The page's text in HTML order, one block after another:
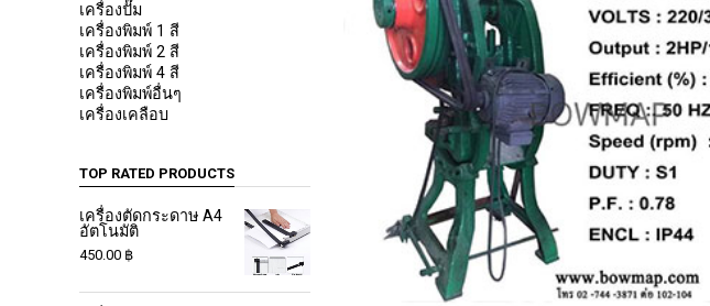
เครื่องปั๊ม
เครื่องพิมพ์ 1 สี
เครื่องพิมพ์ 2 สี
เครื่องพิมพ์ 4 สี
เครื่องพิมพ์อื่นๆ
เครื่องเคลือบ
TOP RATED PRODUCTS
เครื่องตัดกระดาษ A4
อัตโนมัติ
450.00 ฿